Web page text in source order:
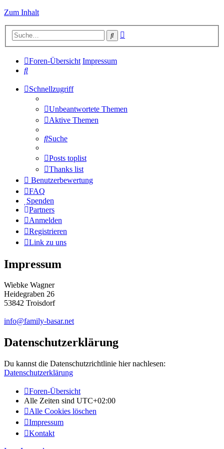
Zum Inhalt
Suche
Foren-Übersicht Impressum
Suche
Schnellzugriff
Unbeantwortete Themen
Aktive Themen
Suche
Posts toplist
Thanks list
Benutzerbewertung
FAQ
Spenden
Partners
Anmelden
Registrieren
Link zu uns
Impressum
Wiebke Wagner
Heidegraben 26
53842 Troisdorf
info@family-basar.net
Datenschutzerklärung
Du kannst die Datenschutzrichtlinie hier nachlesen:
Datenschutzerklärung
Foren-Übersicht
Alle Zeiten sind UTC+02:00
Alle Cookies löschen
Impressum
Kontakt